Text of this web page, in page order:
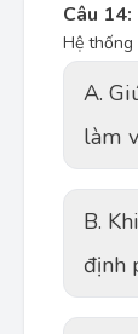
Câu 14:
Hệ thống
A.
làm
B.
định